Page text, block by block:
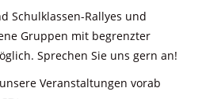
Schulklassen-Rallyes und
Gruppen mit begrenzter
Sprechen Sie uns gern an!
Veranstaltungen vorab